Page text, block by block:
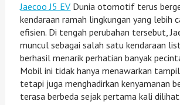
Jaecoo J5 EV Dunia otomotif terus
kendaraan ramah lingkungan yang lebih
efisien. Di tengah perubahan tersebut,
muncul sebagai salah satu kendaraan
berhasil menarik perhatian banyak
Mobil ini tidak hanya menawarkan
tetapi juga menghadirkan kenyamanan
terasa berbeda sejak pertama kali dilihat.